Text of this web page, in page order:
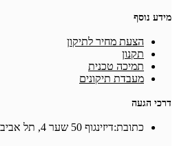
מידע נוסף
הצעת מחיר לתיקון
תקנון
תמיכה טכנית
מעבדת תיקונים
דרכי הגעה
כתובת:דיזינגוף 50 שער 4, תל אביב